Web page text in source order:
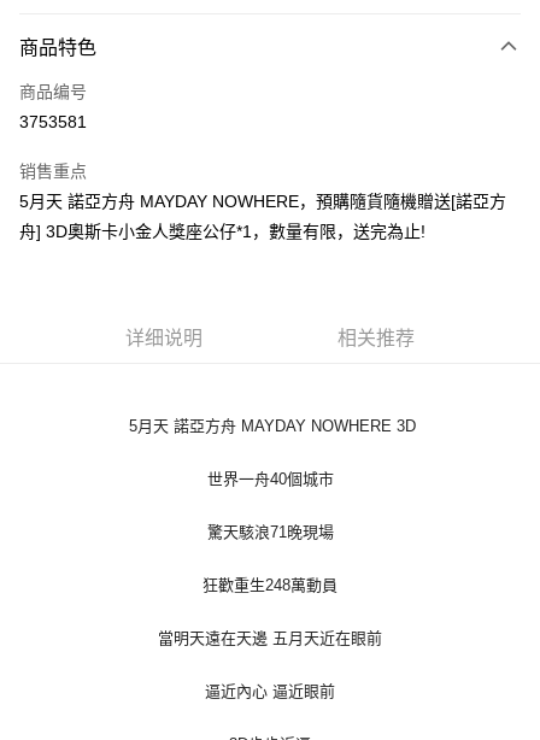
信用卡一次付款
超商取货付款
Apple Pay
悠遊付
每笔NT$65，满NT$1,000(含以上)免运费
商品特色
商品编号
3753581
销售重点
5月天 諾亞方舟 MAYDAY NOWHERE，預購隨貨隨機贈送[諾亞方
舟] 3D奧斯卡小金人獎座公仔*1，數量有限，送完為止!
详细说明 相关推荐
5月天 諾亞方舟 MAYDAY NOWHERE 3D
世界一舟40個城市
驚天駭浪71晚現場
狂歡重生248萬動員
當明天遠在天邊 五月天近在眼前
逼近內心 逼近眼前